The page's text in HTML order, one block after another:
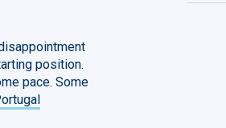
position.
pace. Some